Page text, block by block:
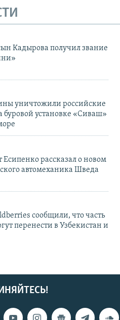
Кадырова получил звание
уничтожили российские
буровой установке «Сиваш»
рассказал о новом
автомеханика Шведа
сообщили, что часть
перенести в Узбекистан и